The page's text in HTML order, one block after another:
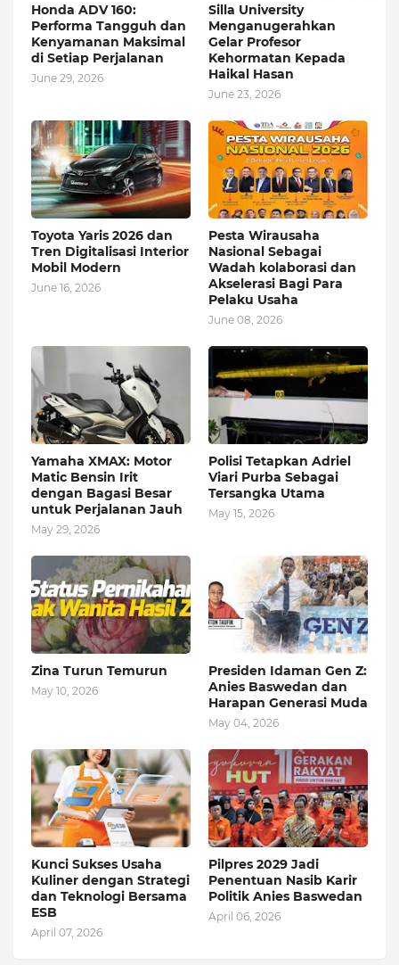
Honda ADV 160:
Performa Tangguh dan
Kenyamanan Maksimal
di Setiap Perjalanan
June 29, 2026
Silla University
Menganugerahkan
Gelar Profesor
Kehormatan Kepada
Haikal Hasan
June 23, 2026
Toyota Yaris 2026 dan
Tren Digitalisasi Interior
Mobil Modern
June 16, 2026
Pesta Wirausaha
Nasional Sebagai
Wadah kolaborasi dan
Akselerasi Bagi Para
Pelaku Usaha
June 08, 2026
Yamaha XMAX: Motor
Matic Bensin Irit
dengan Bagasi Besar
untuk Perjalanan Jauh
May 29, 2026
Polisi Tetapkan Adriel
Viari Purba Sebagai
Tersangka Utama
May 15, 2026
Zina Turun Temurun
May 10, 2026
Presiden Idaman Gen Z:
Anies Baswedan dan
Harapan Generasi Muda
May 04, 2026
Kunci Sukses Usaha
Kuliner dengan Strategi
dan Teknologi Bersama
ESB
April 07, 2026
Pilpres 2029 Jadi
Penentuan Nasib Karir
Politik Anies Baswedan
April 06, 2026